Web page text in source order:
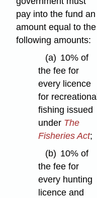
pay into the fund an
amount equal to the
following amounts:
(a) 10% of
the fee for
every licence
for recreational
fishing issued
under The
Fisheries Act;
(b) 10% of
the fee for
every hunting
licence and